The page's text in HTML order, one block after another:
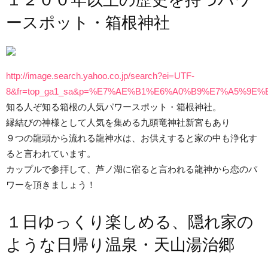
ースポット・箱根神社
http://image.search.yahoo.co.jp/search?ei=UTF-
知る人ぞ知る箱根の人気パワースポット・箱根神社。
縁結びの神様として人気を集める九頭竜神社新宮もあり
９つの龍頭から流れる龍神水は、お供えすると家の中も浄化す
ると言われています。
カップルで参拝して、芦ノ湖に宿ると言われる龍神から恋のパ
ワーを頂きましょう！
１日ゆっくり楽しめる、隠れ家の
ような日帰り温泉・天山湯治郷